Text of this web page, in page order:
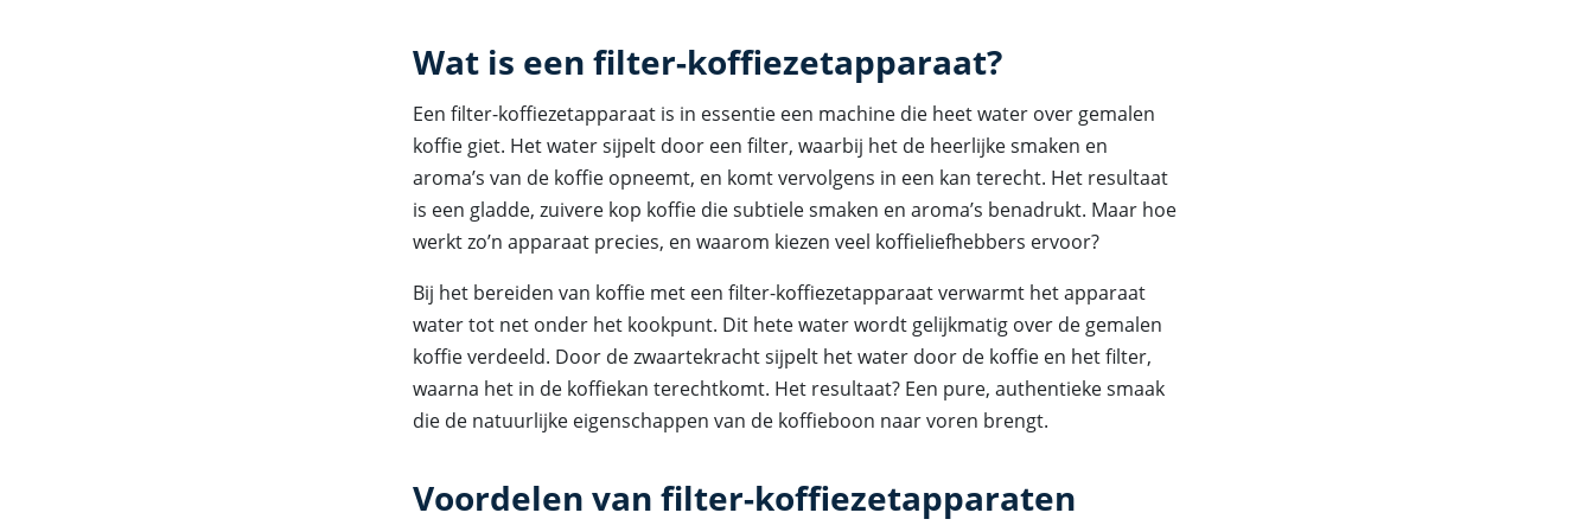
Wat is een filter-koffiezetapparaat?
Een filter-koffiezetapparaat is in essentie een machine die heet water over gemalen
koffie giet. Het water sijpelt door een filter, waarbij het de heerlijke smaken en
aroma’s van de koffie opneemt, en komt vervolgens in een kan terecht. Het resultaat
is een gladde, zuivere kop koffie die subtiele smaken en aroma’s benadrukt. Maar hoe
werkt zo’n apparaat precies, en waarom kiezen veel koffieliefhebbers ervoor?
Bij het bereiden van koffie met een filter-koffiezetapparaat verwarmt het apparaat
water tot net onder het kookpunt. Dit hete water wordt gelijkmatig over de gemalen
koffie verdeeld. Door de zwaartekracht sijpelt het water door de koffie en het filter,
waarna het in de koffiekan terechtkomt. Het resultaat? Een pure, authentieke smaak
die de natuurlijke eigenschappen van de koffieboon naar voren brengt.
Voordelen van filter-koffiezetapparaten